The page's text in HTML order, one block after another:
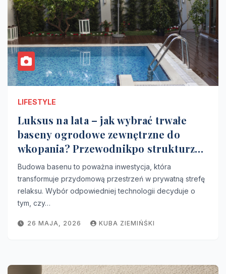
LIFESTYLE
Luksus na lata – jak wybrać trwałe
baseny ogrodowe zewnętrzne do
wkopania? Przewodnikpo strukturze
niecki
Budowa basenu to poważna inwestycja, która
transformuje przydomową przestrzeń w prywatną strefę
relaksu. Wybór odpowiedniej technologii decyduje o
tym, czy…
26 MAJA, 2026 KUBA ZIEMIŃŚKI